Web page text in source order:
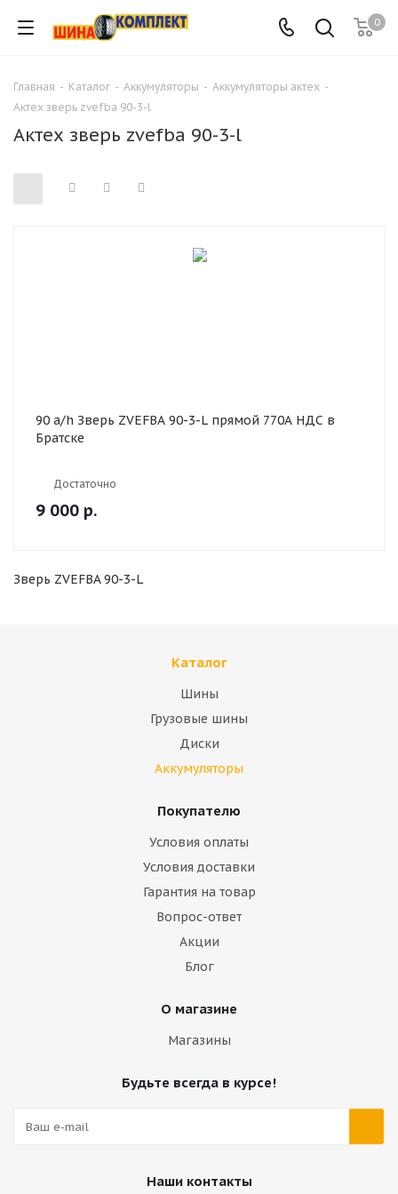
0
Главная - Каталог - Аккумуляторы - Аккумуляторы актех -
Актех зверь zvefba 90-3-l
Актех зверь zvefba 90-3-l
90 a/h Зверь ZVEFBA 90-3-L прямой 770А НДС в
Братске
Достаточно
9 000 р.
Зверь ZVEFBA 90-3-L
Каталог
Шины
Грузовые шины
Диски
Аккумуляторы
Покупателю
Условия оплаты
Условия доставки
Гарантия на товар
Вопрос-ответ
Акции
Блог
О магазине
Магазины
Будьте всегда в курсе!
Наши контакты